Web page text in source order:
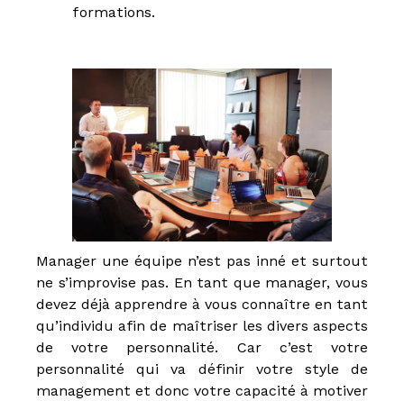
formations.
Manager une équipe n’est pas inné et surtout
ne s’improvise pas. En tant que manager, vous
devez déjà apprendre à vous connaître en tant
qu’individu afin de maîtriser les divers aspects
de votre personnalité. Car c’est votre
personnalité qui va définir votre style de
management et donc votre capacité à motiver